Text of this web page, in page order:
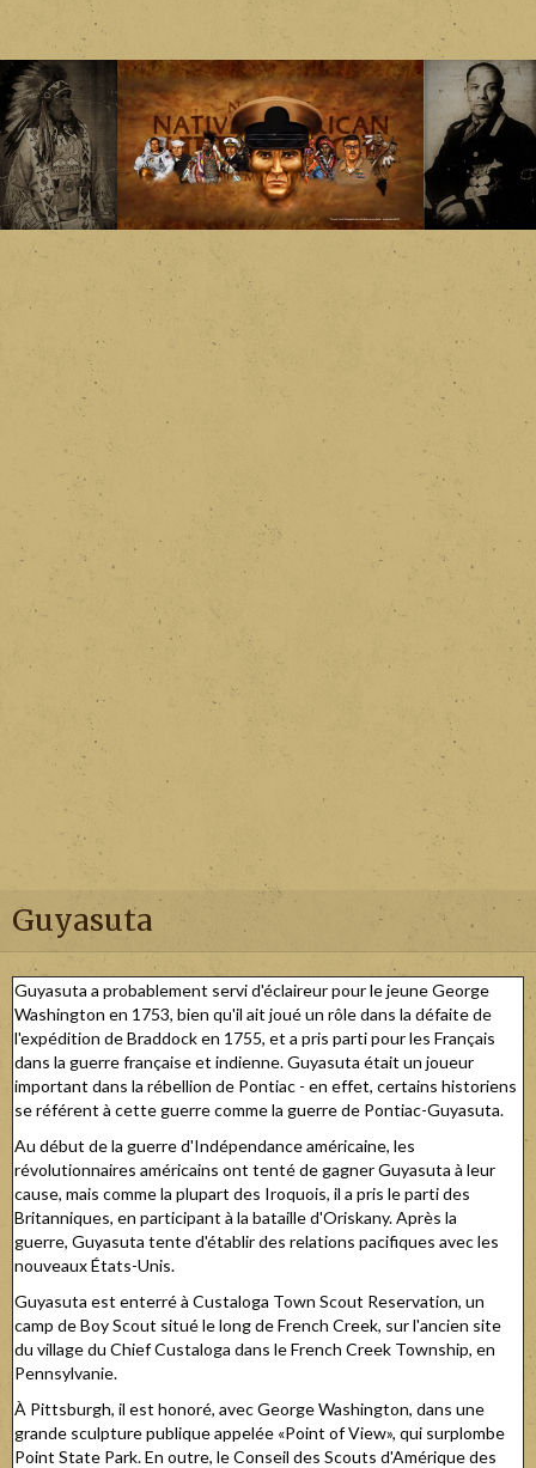
Guyasuta
Guyasuta a probablement servi d'éclaireur pour le jeune George
Washington en 1753, bien qu'il ait joué un rôle dans la défaite de
l'expédition de Braddock en 1755, et a pris parti pour les Français
dans la guerre française et indienne. Guyasuta était un joueur
important dans la rébellion de Pontiac - en effet, certains historiens
se référent à cette guerre comme la guerre de Pontiac-Guyasuta.
Au début de la guerre d'Indépendance américaine, les
révolutionnaires américains ont tenté de gagner Guyasuta à leur
cause, mais comme la plupart des Iroquois, il a pris le parti des
Britanniques, en participant à la bataille d'Oriskany. Après la
guerre, Guyasuta tente d'établir des relations pacifiques avec les
nouveaux États-Unis.
Guyasuta est enterré à Custaloga Town Scout Reservation, un
camp de Boy Scout situé le long de French Creek, sur l'ancien site
du village du Chief Custaloga dans le French Creek Township, en
Pennsylvanie.
À Pittsburgh, il est honoré, avec George Washington, dans une
grande sculpture publique appelée «Point of View», qui surplombe
Point State Park. En outre, le Conseil des Scouts d'Amérique des